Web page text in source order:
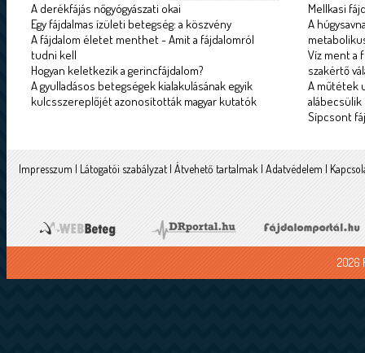
A derékfájás nőgyógyászati okai
Egy fájdalmas ízületi betegség: a köszvény
A fájdalom életet menthet - Amit a fájdalomról
tudni kell
Hogyan keletkezik a gerincfájdalom?
A gyulladásos betegségek kialakulásának egyik
kulcsszereplőjét azonosították magyar kutatók
Mellkasi
A
Víz ment a
szakértő
A műtétek
alábecsülik
Sípcsont
Impresszum | Látogatói szabályzat | Átvehető tartalmak | Adatvédelem |
2026